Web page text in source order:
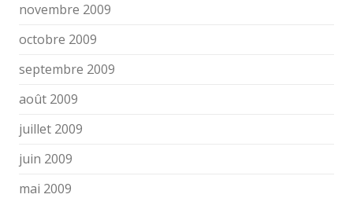
novembre 2009
octobre 2009
septembre 2009
août 2009
juillet 2009
juin 2009
mai 2009